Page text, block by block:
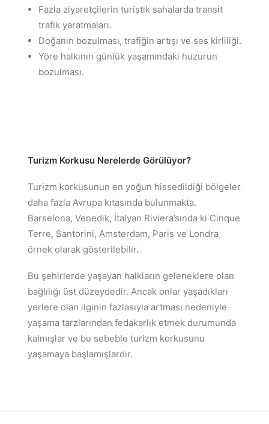
Fazla ziyaretçilerin turistik sahalarda transit
trafik yaratmaları.
Doğanın bozulması, trafiğin artışı ve ses kirliliği.
Yöre halkının günlük yaşamındaki huzurun
bozulması.
Turizm Korkusu Nerelerde Görülüyor?
Turizm korkusunun en yoğun hissedildiği bölgeler
daha fazla Avrupa kıtasında bulunmakta.
Barselona, Venedik, İtalyan Riviera’sında ki Cinque
Terre, Santorini, Amsterdam, Paris ve Londra
örnek olarak gösterilebilir.
Bu şehirlerde yaşayan halkların geleneklere olan
bağlılığı üst düzeydedir. Ancak onlar yaşadıkları
yerlere olan ilginin fazlasıyla artması nedeniyle
yaşama tarzlarından fedakarlık etmek durumunda
kalmışlar ve bu sebeble turizm korkusunu
yaşamaya başlamışlardır.